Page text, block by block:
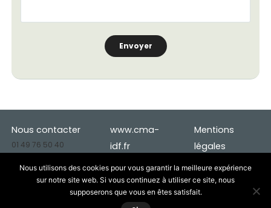
Nous contacter
01 49 76 50 40
www.cma-
idf.fr
Mentions
légales
Cookies
Données
personnelles
Nous utilisons des cookies pour vous garantir la meilleure expérience
sur notre site web. Si vous continuez à utiliser ce site, nous
supposerons que vous en êtes satisfait.